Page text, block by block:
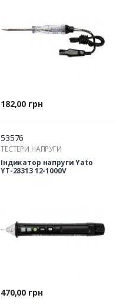
Ціна
182,00 грн
53576
ТЕСТЕРИ НАПРУГИ
Індикатор напруги Yato
YT-28313 12-1000V
Ціна
470,00 грн